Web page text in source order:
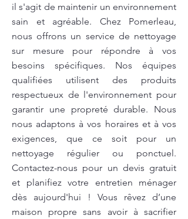
il s'agit de maintenir un environnement
sain et agréable. Chez Pomerleau,
nous offrons un service de nettoyage
sur mesure pour répondre à vos
besoins spécifiques. Nos équipes
qualifiées utilisent des produits
respectueux de l'environnement pour
garantir une propreté durable. Nous
nous adaptons à vos horaires et à vos
exigences, que ce soit pour un
nettoyage régulier ou ponctuel.
Contactez-nous pour un devis gratuit
et planifiez votre entretien ménager
dès aujourd'hui ! Vous rêvez d’une
maison propre sans avoir à sacrifier